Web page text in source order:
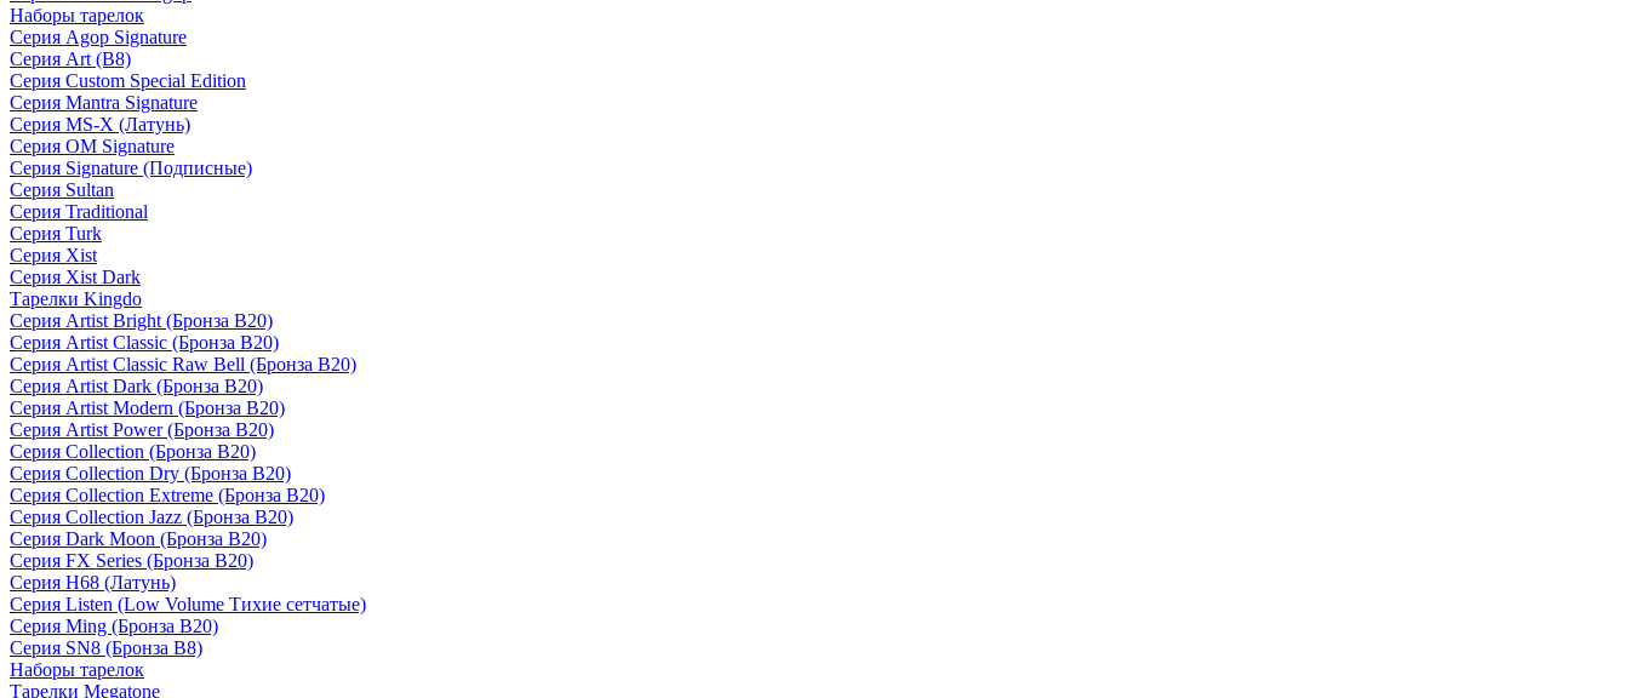
Наборы тарелок
Серия Agop Signature
Серия Art (B8)
Серия Custom Special Edition
Серия Mantra Signature
Серия MS-X (Латунь)
Серия OM Signature
Серия Signature (Подписные)
Серия Sultan
Серия Traditional
Серия Turk
Серия Xist
Серия Xist Dark
Тарелки Kingdo
Серия Artist Bright (Бронза B20)
Серия Artist Classic (Бронза B20)
Серия Artist Classic Raw Bell (Бронза B20)
Серия Artist Dark (Бронза B20)
Серия Artist Modern (Бронза B20)
Серия Artist Power (Бронза B20)
Серия Collection (Бронза B20)
Серия Collection Dry (Бронза B20)
Серия Collection Extreme (Бронза B20)
Серия Collection Jazz (Бронза B20)
Серия Dark Moon (Бронза B20)
Серия FX Series (Бронза B20)
Серия H68 (Латунь)
Серия Listen (Low Volume Тихие сетчатые)
Серия Ming (Бронза B20)
Серия SN8 (Бронза B8)
Наборы тарелок
Тарелки Megatone